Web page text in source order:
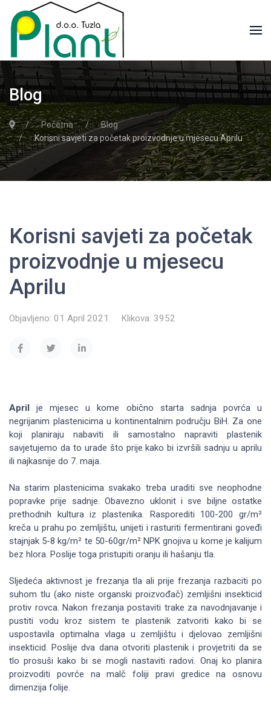
Blog
Početna
Blog
Korisni savjeti za početak proizvodnje u mjesecu Aprilu
Korisni savjeti za početak
proizvodnje u mjesecu
Aprilu
Objavljeno: 01 April 2021 Klikova: 3952
April je mjesec u kome obično starta sadnja povrća u
negrijanim plastenicima u kontinentalnim području BiH. Za one
koji planiraju nabaviti ili samostalno napraviti plastenik
savjetujemo da to urade što prije kako bi izvršili sadnju u aprilu
ili najkasnije do 7. maja.
Na starim plastenicima svakako treba uraditi sve neophodne
popravke prije sadnje. Obavezno uklonit i sve biljne ostatke
prethodnih kultura iz plastenika. Rasporediti 100-200 gr/m²
kreča u prahu po zemljištu, unijeti i rasturiti fermentirani goveđi
stajnjak 5-8 kg/m² te 50-60gr/m² NPK gnojiva u kome je kalijum
bez hlora. Poslije toga pristupiti oranju ili hašanju tla.
Sljedeća aktivnost je frezanja tla ali prije frezanja razbaciti po
suhom tlu (ako niste organski proizvođač) zemljišni insekticid
protiv rovca. Nakon frezanja postaviti trake za navodnjavanje i
pustiti vodu kroz sistem te plastenik zatvoriti kako bi se
uspostavila optimalna vlaga u zemljištu i djelovao zemljišni
insekticid. Poslije dva dana otvoriti plastenik i provjetriti da se
tlo prosuši kako bi se mogli nastaviti radovi. Onaj ko planira
proizvoditi povrće na malč foliji pravi gredice na osnovu
dimenzija folije.